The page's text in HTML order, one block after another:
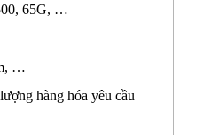
65G, …
…
hàng hóa yêu cầu